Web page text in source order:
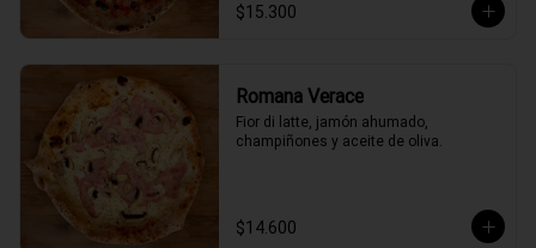
$15.300
Romana Verace
Fior di latte, jamón ahumado,
champiñones y aceite de oliva.
$14.600